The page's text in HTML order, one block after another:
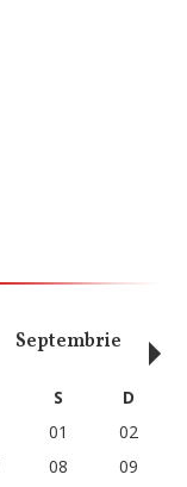
Septembrie
S
D
01
02
08
09